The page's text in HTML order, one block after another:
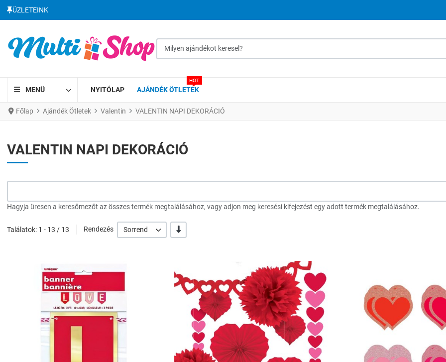
ÜZLETEINK
MENÜ NYITÓLAP AJÁNDÉK ÖTLETEK
HOT
Főlap Ajándék Ötletek Valentin VALENTIN NAPI DEKORÁCIÓ
VALENTIN NAPI DEKORÁCIÓ
Hagyja üresen a keresőmezőt az összes termék megtalálásához, vagy adjon meg keresési kifejezést egy adott termék megtalálásához.
Találatok: 1 - 13 / 13 Rendezés Sorrend -/+
Hozzáadás a kívánságlistához
Összehasonlítás
Gyors nézet
Összehasonlítás
Gyors nézet